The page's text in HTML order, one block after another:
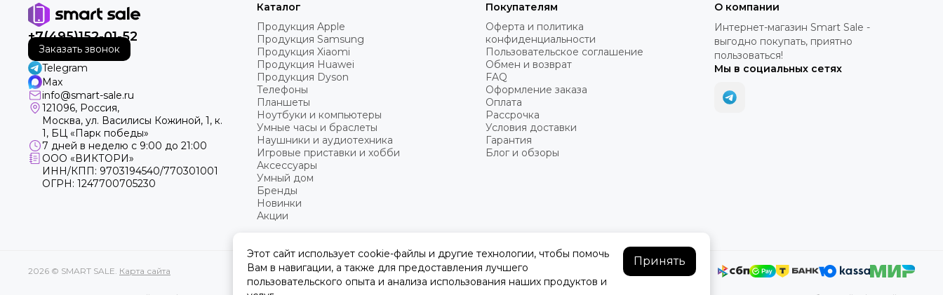
+7(495)152-01-52
Заказать звонок
Telegram
Max
info@smart-sale.ru
121096, Россия,
Москва, ул. Василисы Кожиной, 1, к.
1, БЦ «Парк победы»
7 дней в неделю с 9:00 до 21:00
ООО «ВИКТОРИ»
ИНН/КПП: 9703194540/770301001
ОГРН: 1247700705230
Каталог
Продукция Apple
Продукция Samsung
Продукция Xiaomi
Продукция Huawei
Продукция Dyson
Телефоны
Планшеты
Ноутбуки и компьютеры
Умные часы и браслеты
Наушники и аудиотехника
Игровые приставки и хобби
Аксессуары
Умный дом
Бренды
Новинки
Акции
Покупателям
Оферта и политика
конфиденциальности
Пользовательское соглашение
Обмен и возврат
FAQ
Оформление заказа
Оплата
Рассрочка
Условия доставки
Гарантия
Блог и обзоры
О компании
Интернет-магазин Smart Sale -
выгодно покупать, приятно
пользоваться!
Мы в социальных сетях
2026 © SMART SALE. Карта сайта
Этот сайт использует cookie-файлы и другие технологии, чтобы помочь
Вам в навигации, а также для предоставления лучшего
пользовательского опыта и анализа использования наших продуктов и
Принять